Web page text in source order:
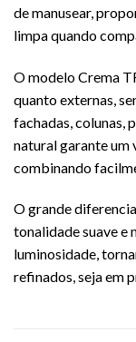
de manusear,
limpa quando
O modelo Crema
quanto externas,
fachadas, colunas,
natural garante um
combinando
O grande
tonalidade suave e
luminosidade,
refinados, seja em